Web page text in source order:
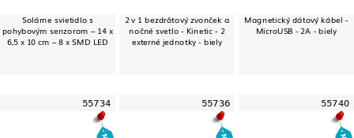
Solárne svietidlo s
pohybovým senzorom – 14 x
6,5 x 10 cm – 8 x SMD LED
2 v 1 bezdrôtový zvonček a
nočné svetlo - Kinetic - 2
externé jednotky - biely
Magnetický dátový kábel -
MicroUSB - 2A - biely
55734 55736 55740